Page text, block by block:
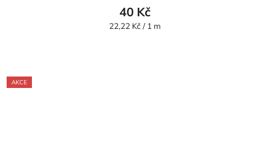
40 Kč
Měrná
22,22 Kč / 1 m
AKCE